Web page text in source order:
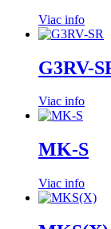
Viac info
G3RV-
Viac info
MK-S
Viac info